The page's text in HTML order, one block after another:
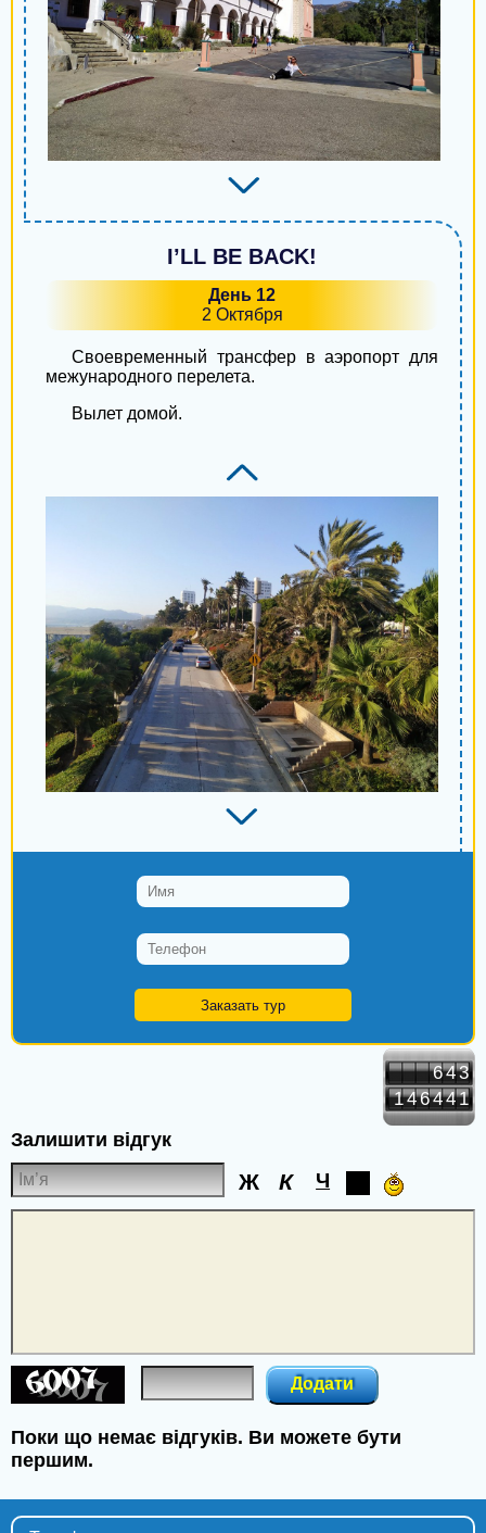
I’LL BE BACK!
День 12
2 Октября
Своевременный трансфер в аэропорт для
межународного перелета.
Вылет домой.
643
146441
Залишити відгук
Ж К Ч
Додати
Поки що немає відгуків. Ви можете бути
першим.